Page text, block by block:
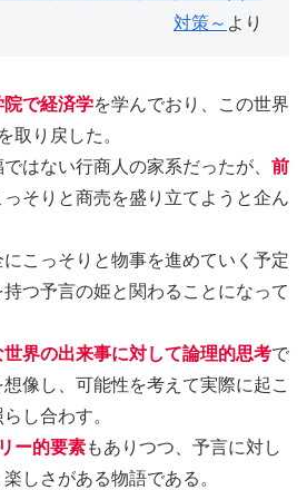
対策～ より
院で経済学を学んでおり、この世界
取り戻した。
はない行商人の家系だったが、 前
っそりと商売を盛り立てようと企ん
こっそりと物事を進めていく予定
つ予言の姫と関わることになって
界の出来事に対して論理的思考で
像し、可能性を考えて実際に起こ
し合わす。
ー的要素もありつつ、予言に対し
しさがある物語である。